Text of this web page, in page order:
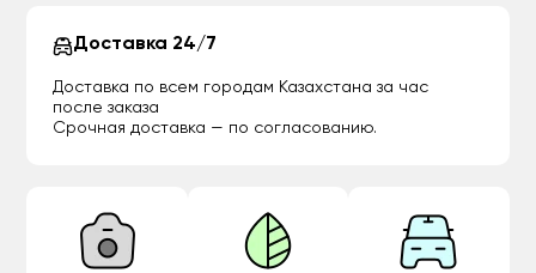
Доставка 24/7
Доставка по всем городам Казахстана за час
после заказа
Срочная доставка — по согласованию.